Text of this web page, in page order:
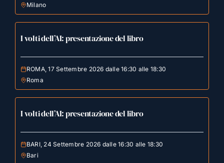
Milano
I volti dell’AI: presentazione del libro
ROMA, 17 Settembre 2026 dalle 16:30 alle 18:30
Roma
I volti dell’AI: presentazione del libro
BARI, 24 Settembre 2026 dalle 16:30 alle 18:30
Bari